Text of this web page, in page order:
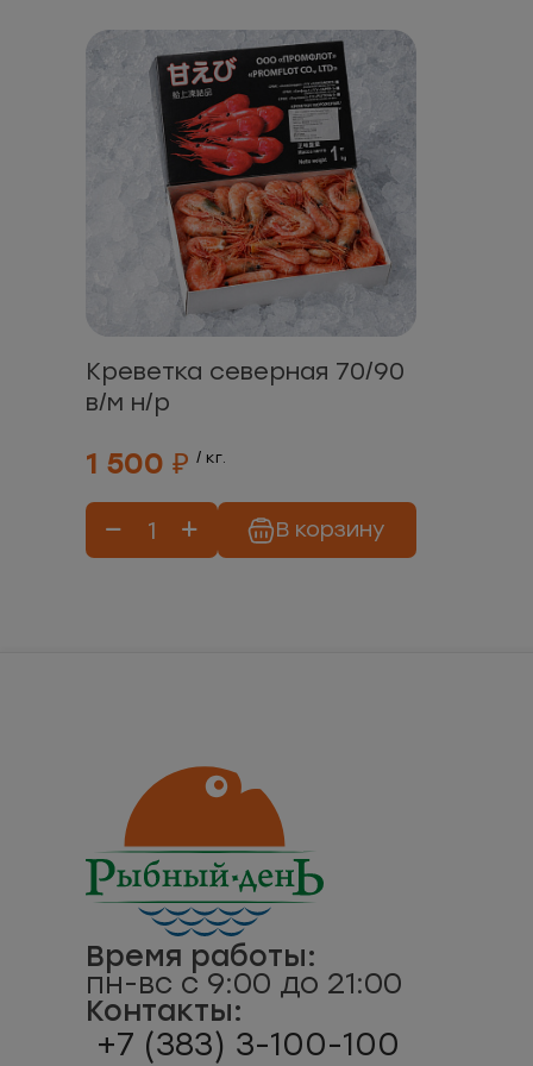
Креветка северная 70/90
в/м н/р
1 500 ₽ / кг.
В корзину
Время работы:
пн-вс с 9:00 до 21:00
Контакты:
+7 (383) 3-100-100